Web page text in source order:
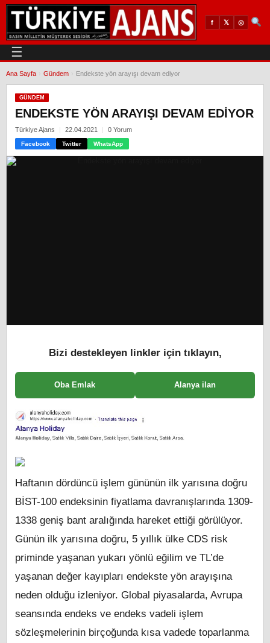
f 𝕏 ◎
☰
Ana Sayfa Gündem Endekste yön arayışı devam ediyor
GÜNDEM
ENDEKSTE YÖN ARAYIŞI DEVAM EDIYOR
Türkiye Ajans 22.04.2021 0 Yorum
Facebook Twitter WhatsApp
Bizi destekleyen linkler için tıklayın,
Oba Emlak Alanya ilan
Haftanın dördüncü işlem gününün ilk yarısına doğru
BİST-100 endeksinin fiyatlama davranışlarında 1309-
1338 geniş bant aralığında hareket ettiği görülüyor.
Günün ilk yarısına doğru, 5 yıllık ülke CDS risk
priminde yaşanan yukarı yönlü eğilim ve TL’de
yaşanan değer kayıpları endekste yön arayışına
neden olduğu izleniyor. Global piyasalarda, Avrupa
seansında endeks ve endeks vadeli işlem
sözleşmelerinin birçoğunda kısa vadede toparlanma